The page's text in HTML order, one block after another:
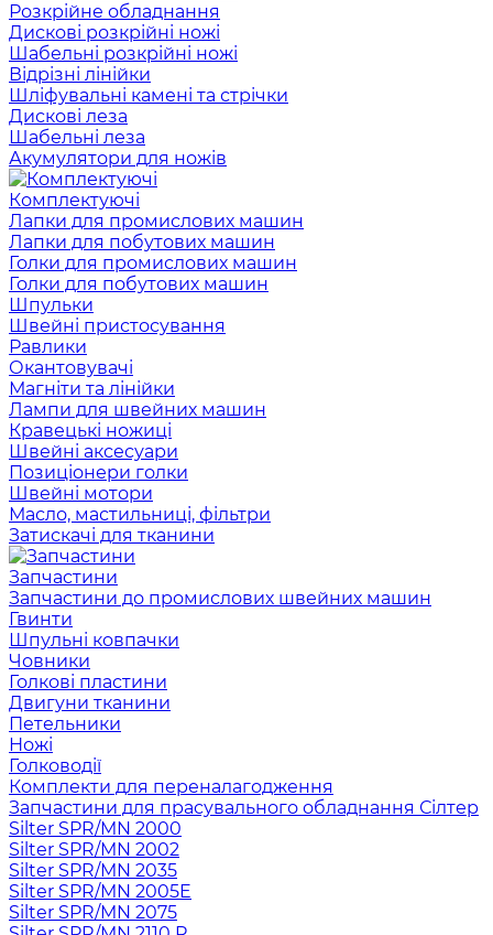
Розкрійне обладнання
Дискові розкрійні ножі
Шабельні розкрійні ножі
Відрізні лінійки
Шліфувальні камені та стрічки
Дискові леза
Шабельні леза
Акумулятори для ножів
Комплектуючі
Лапки для промислових машин
Лапки для побутових машин
Голки для промислових машин
Голки для побутових машин
Шпульки
Швейні пристосування
Равлики
Окантовувачі
Магніти та лінійки
Лампи для швейних машин
Кравецькі ножиці
Швейні аксесуари
Позиціонери голки
Швейні мотори
Масло, мастильниці, фільтри
Затискачі для тканини
Запчастини
Запчастини до промислових швейних машин
Гвинти
Шпульні ковпачки
Човники
Голкові пластини
Двигуни тканини
Петельники
Ножі
Голководії
Комплекти для переналагодження
Запчастини для прасувального обладнання Сілтер
Silter SPR/MN 2000
Silter SPR/MN 2002
Silter SPR/MN 2035
Silter SPR/MN 2005E
Silter SPR/MN 2075